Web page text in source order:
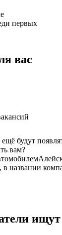
первых
вас
будут
вам?
в названии
ищут